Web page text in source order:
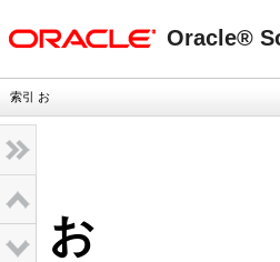
Oracle®
索引 お
お